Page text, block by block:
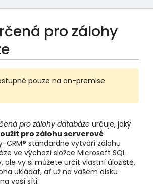
pro zálohy
pouze na on-premise
pro zálohy databáze určuje, jaký
pro zálohu serverové
CRM® standardně vytváří zálohu
ve výchozí složce Microsoft SQL
ale vy si můžete určit vlastní úložiště,
ukládat, ať už na vašem disku
vaší síti.